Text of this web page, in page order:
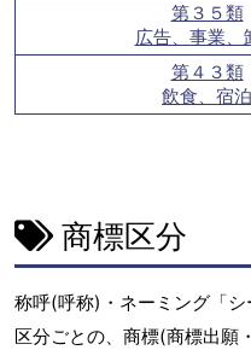
第３５類
広告、事業、
第４３類
飲食、宿泊
商標区分
称呼(呼称)・ネーミング「
区分ごとの、商標(商標出願